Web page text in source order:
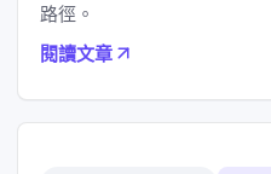
路徑。
閱讀文章